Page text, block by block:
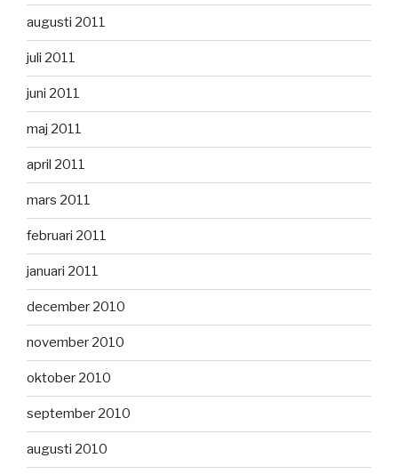
augusti 2011
juli 2011
juni 2011
maj 2011
april 2011
mars 2011
februari 2011
januari 2011
december 2010
november 2010
oktober 2010
september 2010
augusti 2010